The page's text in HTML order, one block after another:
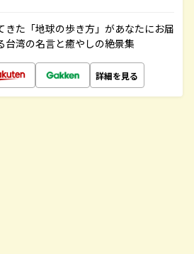
きた「地球の歩き方」があなたにお届
台湾の名言と癒やしの絶景集
詳細を見る